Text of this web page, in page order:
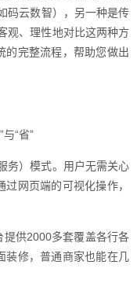
码云数智），另一种是传
观、理性地对比这两种方
的完整流程，帮助您做出
“省”
务）模式。用户无需关心
网页端的可视化操作，
供2000多套覆盖各行各
装修，普通商家也能在几